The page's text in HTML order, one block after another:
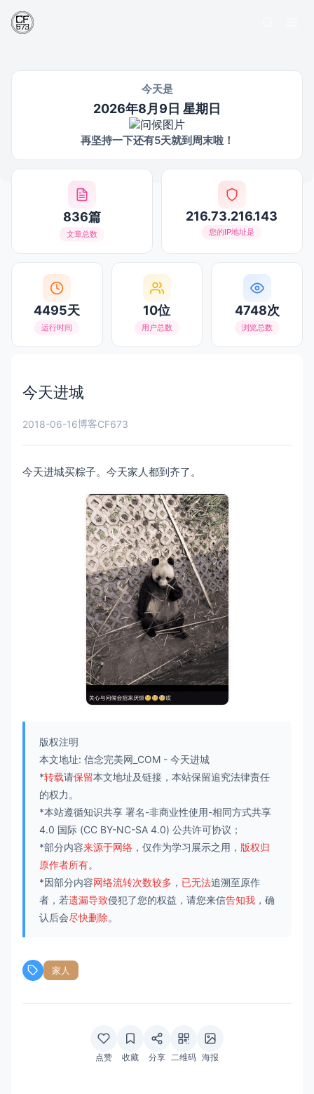
今天是
2026年8月9日 星期日
再坚持一下还有5天就到周末啦！
836篇
文章总数
216.73.216.143
您的IP地址是
4495天
运行时间
10位
用户总数
4748次
浏览总数
今天进城
2018-06-16博客CF673
今天进城买粽子。今天家人都到齐了。
版权注明
本文地址: 信念完美网_COM - 今天进城
*转载请保留本文地址及链接，本站保留追究法律责任
的权力。
*本站遵循知识共享 署名-非商业性使用-相同方式共享
4.0 国际 (CC BY-NC-SA 4.0) 公共许可协议；
*部分内容来源于网络 ，仅作为学习展示之用， 版权归
原作者所有。
*因部分内容网络流转次数较多 ， 已无法追溯至原作
者，若遗漏导致侵犯了您的权益，请您来信告知我 ，确
认后会尽快删除。
家人
点赞 收藏 分享 二维码 海报